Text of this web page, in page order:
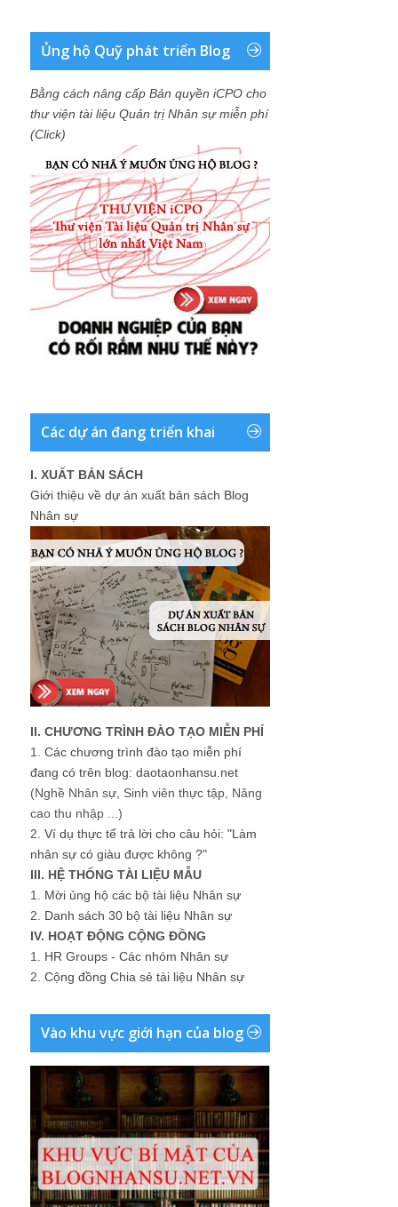
Ủng hộ Quỹ phát triển Blog
Bằng cách nâng cấp Bản quyền iCPO cho
thư viện tài liệu Quản trị Nhân sự miễn phí
(Click)
Các dự án đang triển khai
I. XUẤT BẢN SÁCH
Giới thiệu về dự án xuất bản sách Blog
Nhân sự
II. CHƯƠNG TRÌNH ĐÀO TẠO MIỄN PHÍ
1. Các chương trình đào tạo miễn phí
đang có trên blog: daotaonhansu.net
(Nghề Nhân sự, Sinh viên thực tập, Nâng
cao thu nhập ...)
2. Ví dụ thực tế trả lời cho câu hỏi: "Làm
nhân sự có giàu được không ?"
III. HỆ THỐNG TÀI LIỆU MẪU
1. Mời ủng hộ các bộ tài liệu Nhân sự
2. Danh sách 30 bộ tài liệu Nhân sự
IV. HOẠT ĐỘNG CỘNG ĐỒNG
1. HR Groups - Các nhóm Nhân sự
2. Cộng đồng Chia sẻ tài liệu Nhân sự
Vào khu vực giới hạn của blog